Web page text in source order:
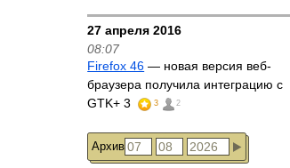
27 апреля 2016
08:07
Firefox 46 — новая версия веб-
браузера получила интеграцию с
GTK+ 3
3 2
Архив